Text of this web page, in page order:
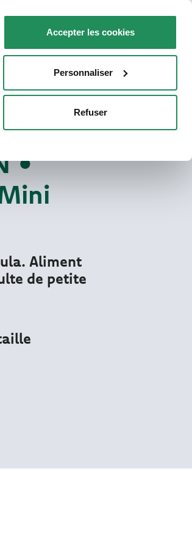
Accepter les cookies
Personnaliser
Refuser
Nous contacter FR
POINTS DE VENTE
•
Aliment
de petite